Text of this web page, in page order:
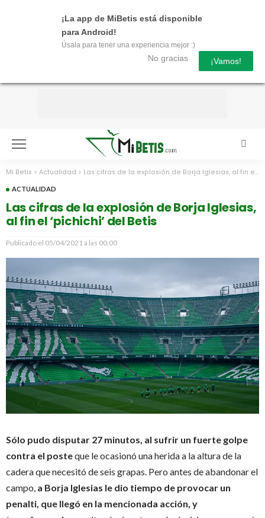
¡La app de MiBetis está disponible
para Android!
Úsala para tener una experiencia mejor :)
No gracias ¡Vamos!
Mi Betis > Actualidad > Las cifras de la explosión de Borja Iglesias, al fin el ‘pichichi’ del Betis
ACTUALIDAD
Las cifras de la explosión de Borja Iglesias,
al fin el ‘pichichi’ del Betis
Publicado el 05/04/2021 a las 00:00
Sólo pudo disputar 27 minutos, al sufrir un fuerte golpe
contra el posteque le ocasionó una herida a la altura de la
cadera que necesitó de seis grapas. Pero antes de abandonar el
campo, a Borja Iglesias le dio tiempo de provocar un
penalti, que llegó en la mencionada acción, y